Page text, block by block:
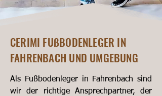
CERIMI FUßBODENLEGER IN
FAHRENBACH UND UMGEBUNG
Als Fußbodenleger in Fahrenbach sind
wir der richtige Ansprechpartner, der